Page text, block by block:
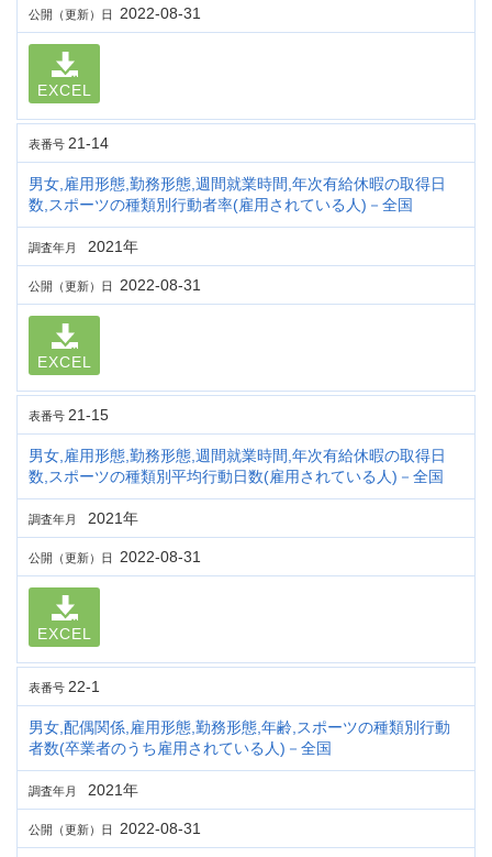
公開（更新）日 2022-08-31
EXCEL
表番号 21-14
男女,雇用形態,勤務形態,週間就業時間,年次有給休暇の取得日
数,スポーツの種類別行動者率(雇用されている人)－全国
調査年月 2021年
公開（更新）日 2022-08-31
EXCEL
表番号 21-15
男女,雇用形態,勤務形態,週間就業時間,年次有給休暇の取得日
数,スポーツの種類別平均行動日数(雇用されている人)－全国
調査年月 2021年
公開（更新）日 2022-08-31
EXCEL
表番号 22-1
男女,配偶関係,雇用形態,勤務形態,年齢,スポーツの種類別行動
者数(卒業者のうち雇用されている人)－全国
調査年月 2021年
公開（更新）日 2022-08-31